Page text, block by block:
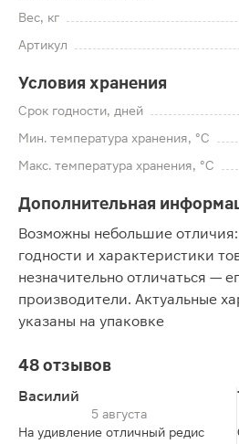
Вес, кг
Артикул
Условия хранения
Срок годности, дней
Мин. температура хранения, °C
Макс. температура хранения, °C
Дополнительная
Возможны небольшие
годности и характеристики
незначительно отличаться —
производители. Актуальные
указаны на упаковке
48 отзывов
Василий
5 августа
На удивление отличный редис